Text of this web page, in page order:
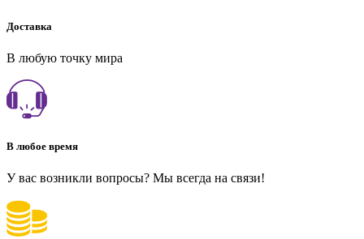
Доставка
В любую точку мира
В любое время
У вас возникли вопросы? Мы всегда на связи!